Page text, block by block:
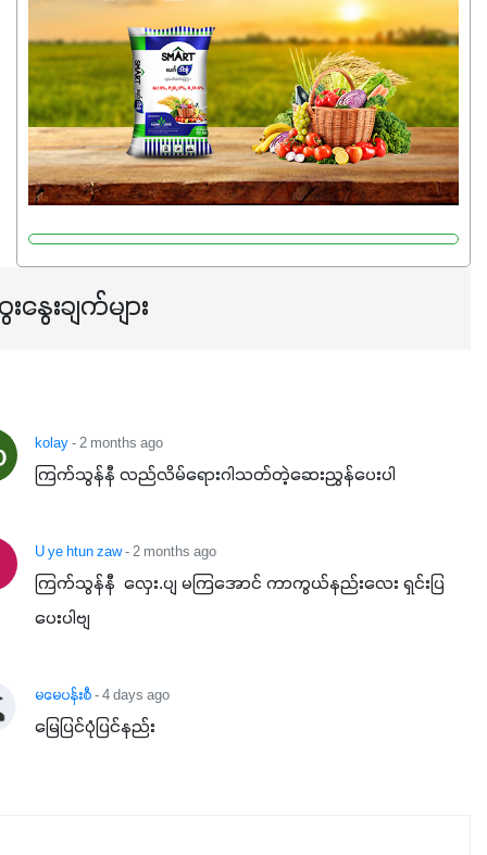
မှုကို အားပေးကာ သီးနှံပင်များ၏အရွက်များစိမ်းလန်းသန်စွမ်း
ပြီး အစာချက်လုပ်မှုအားကောင်းစေပါတယ်။ အပင်၏ပင်ပိုင်း
ကြီးထွားမှုကို တိုးမြင့်စေကာ အပင်သန်၍ အကြီးမြန်စေပါတယ်။
သင့်တော်တဲ့ Phosphorus 7%ပါဝင်မှုကြောင့် အပင်ရဲ့ အမြစ်
ဖွဲ့စည်းတည်ဆောက်မှုကို ပို၍သန်မာလာအောင် အားပေးပါ
တယ်။ ဒါ့အပြင် ပန်းပွင့်ခြင်း၊အသီးသီးခြင်း၊အစေ့တည်ခြင်း
လုပ်ငန်းစဉ်များကိုလည်း အားပေးပါတယ်။ လုံလောက်တဲ့
အရသာ ပိုမိုကောင်းမွန်စေဖို့အတွက် လိုအပ်တဲ့အာဟာရဓာတ်
ဖြစ်ပါတယ်။ ဟူးမစ်အက်စစ်ပါဝင်ပေါင်းစပ်ထားတဲ့အတွက်
နှံစားသီးနှံများ၊ပဲအမျိုးမျိုး၊ဟင်းသီးဟင်းရွက်နဲ့ ဥယျာဉ်ခြံသီးနှံ
အားလုံးမှာ အသုံးပြုနိုင်တယ်ဆိုတော့ တစ်မျိုးတည်းနဲ့ အားလုံး
မတ်သီးစုံကို သုံးကြပါစို့....
နွေးချက်များ
kolay- 2 months ago
ကြက်သွန်နီ လည်လိမ်ရေားဂါသတ်တဲ့ဆေးညွှန်ပေးပါ
U ye htun zaw- 2 months ago
ကြက်သွန်နီ  လှေး.ပျ မကြအောင် ကာကွယ်နည်းလေး ရှင်းပြ
ပေးပါဗျ
မမေပန်းစီ- 4 days ago
မြေပြင်ပုံပြင်နည်း